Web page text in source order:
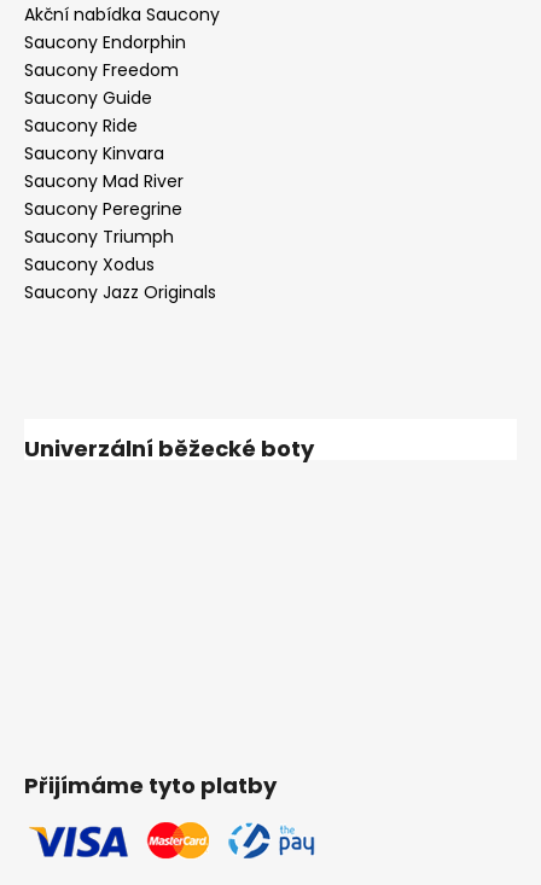
Akční nabídka Saucony
Saucony Endorphin
Saucony Freedom
Saucony Guide
Saucony Ride
Saucony Kinvara
Saucony Mad River
Saucony Peregrine
Saucony Triumph
Saucony Xodus
Saucony Jazz Originals
Univerzální běžecké boty
Přijímáme tyto platby